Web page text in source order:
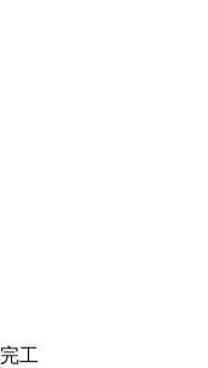
完工